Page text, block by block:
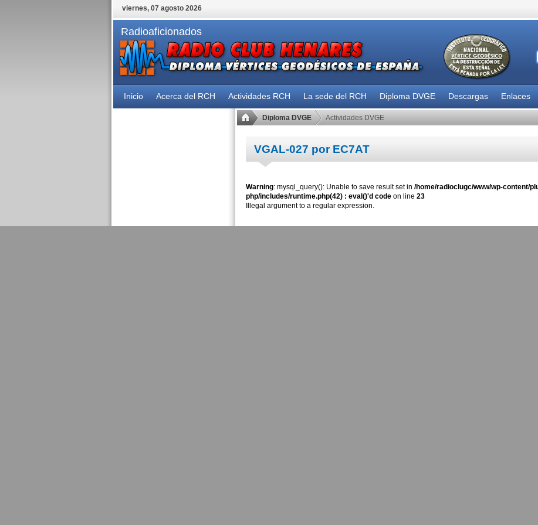
viernes, 07 agosto 2026
Radioaficionados
Inicio Acerca del RCH Actividades RCH La sede del RCH Diploma DVGE Descargas Enlaces
Diploma DVGE Actividades DVGE
VGAL-027 por EC7AT
Warning: mysql_query(): Unable to save result set in /home/radioclugc/www/wp-content/
php/includes/runtime.php(42) : eval()'d codeon line 23
Illegal argument to a regular expression.